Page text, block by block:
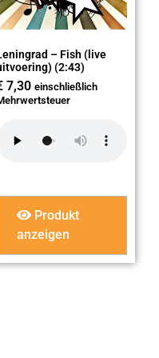
– Fish (live
(2:43)
7,30 einschließlich
Produkt
anzeigen